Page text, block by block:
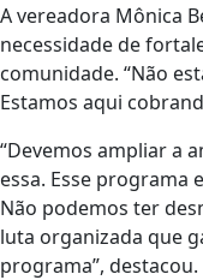
A vereadora Mônica
necessidade de
comunidade. “Não
Estamos aqui
“Devemos ampliar a
essa. Esse programa
Não podemos ter
luta organizada que
programa”, destacou.